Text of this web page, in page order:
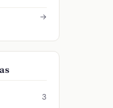
→
3